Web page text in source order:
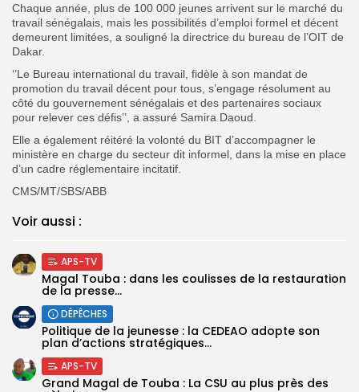
Chaque année, plus de 100 000 jeunes arrivent sur le marché du
travail sénégalais, mais les possibilités d’emploi formel et décent
demeurent limitées, a souligné la directrice du bureau de l’OIT de
Dakar.
‘’Le Bureau international du travail, fidèle à son mandat de
promotion du travail décent pour tous, s’engage résolument au
côté du gouvernement sénégalais et des partenaires sociaux
pour relever ces défis’’, a assuré Samira Daoud.
Elle a également réitéré la volonté du BIT d’accompagner le
ministère en charge du secteur dit informel, dans la mise en place
d’un cadre réglementaire incitatif.
CMS/MT/SBS/ABB
Voir aussi :
APS-TV
Magal Touba : dans les coulisses de la restauration
de la presse...
DÉPÊCHES
Politique de la jeunesse : la CEDEAO adopte son
plan d’actions stratégiques...
APS-TV
Grand Magal de Touba : La CSU au plus près des